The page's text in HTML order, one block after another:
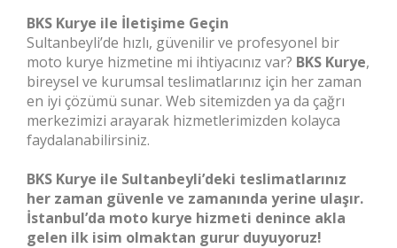
BKS Kurye ile İletişime Geçin
Sultanbeyli’de hızlı, güvenilir ve profesyonel bir
moto kurye hizmetine mi ihtiyacınız var? BKS Kurye,
bireysel ve kurumsal teslimatlarınız için her zaman
en iyi çözümü sunar. Web sitemizden ya da çağrı
merkezimizi arayarak hizmetlerimizden kolayca
faydalanabilirsiniz.
BKS Kurye ile Sultanbeyli’deki teslimatlarınız
her zaman güvenle ve zamanında yerine ulaşır.
İstanbul’da moto kurye hizmeti denince akla
gelen ilk isim olmaktan gurur duyuyoruz!